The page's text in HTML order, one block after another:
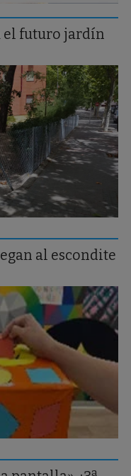
el futuro jardín
al escondite